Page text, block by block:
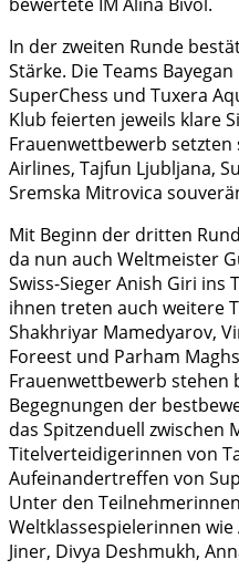
In der zweiten Runde
Stärke. Die Teams
SuperChess und Tuxera
Klub feierten jeweils klare
Frauenwettbewerb
Airlines, Tajfun Ljubljana,
Sremska Mitrovica
Mit Beginn der dritten
da nun auch Weltmeister
Swiss-Sieger Anish Giri ins
ihnen treten auch weitere
Shakhriyar Mamedyarov,
Foreest und Parham
Frauenwettbewerb stehen
Begegnungen der
das Spitzenduell zwischen
Titelverteidigerinnen von
Aufeinandertreffen von
Unter den
Weltklassespielerinnen
Jiner, Divya Deshmukh,